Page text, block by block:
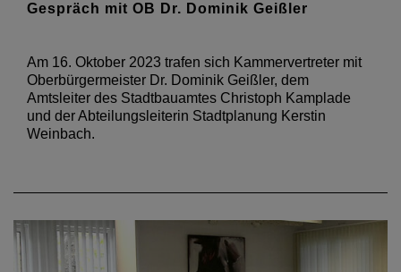
Gespräch mit OB Dr. Dominik Geißler
Am 16. Oktober 2023 trafen sich Kammervertreter mit
Oberbürgermeister Dr. Dominik Geißler, dem
Amtsleiter des Stadtbauamtes Christoph Kamplade
und der Abteilungsleiterin Stadtplanung Kerstin
Weinbach.